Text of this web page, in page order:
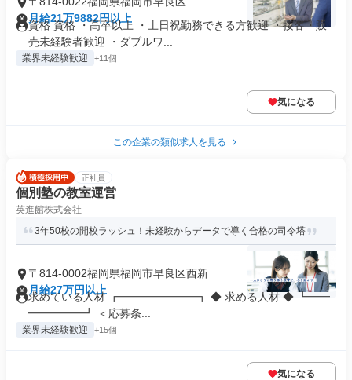
月給21万9882円以上
資格 資格 ・高卒以上 ・土日祝勤務できる方歓迎 ・接客・販
売未経験者歓迎 ・ダブルワ...
業界未経験歓迎 +11個
気になる
この企業の類似求人を見る
正社員
個別塾の教室運営
英進館株式会社
3年50校の開校ラッシュ！未経験からデータで導く合格の司令塔
〒814-0002福岡県福岡市早良区西新
月給27万円以上
求めている人材 ┏━━━━━━━┓ ◆ 求める人材 ◆ ┗━━
━━━━━┛ ＜応募条...
業界未経験歓迎 +15個
気になる